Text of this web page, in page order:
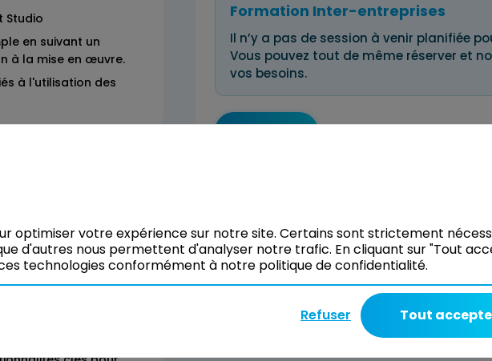
Studio
en suivant un
à la mise en œuvre.
à l'utilisation des
de base des
d'un agent
des agents
Formation Inter-entreprises
Il n’y a pas de session à venir planifiée
Vous pouvez tout de même réserver et
vos besoins.
Réserver
optimiser votre expérience sur notre site. Certains sont strictement
d'autres nous permettent d'analyser notre trafic. En cliquant sur "Tout
technologies conformément à notre politique de confidentialité.
Refuser Tout